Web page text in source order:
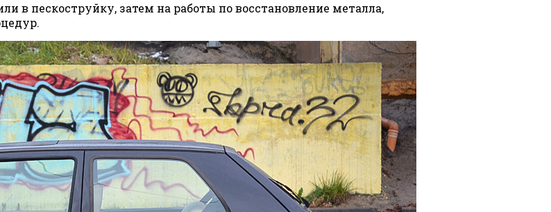
в пескоструйку, затем на работы по восстановление металла,